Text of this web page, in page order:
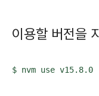
이용할 버전을
$ nvm use v15.8.0